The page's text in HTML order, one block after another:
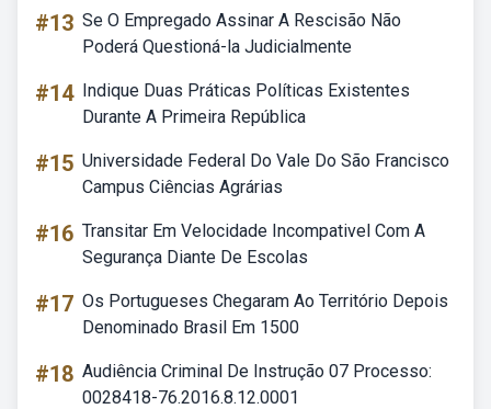
#13 Se O Empregado Assinar A Rescisão Não
Poderá Questioná-la Judicialmente
#14 Indique Duas Práticas Políticas Existentes
Durante A Primeira República
#15 Universidade Federal Do Vale Do São Francisco
Campus Ciências Agrárias
#16 Transitar Em Velocidade Incompativel Com A
Segurança Diante De Escolas
#17 Os Portugueses Chegaram Ao Território Depois
Denominado Brasil Em 1500
#18 Audiência Criminal De Instrução 07 Processo:
0028418-76.2016.8.12.0001